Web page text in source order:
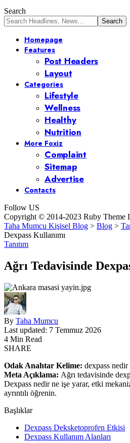
Search
Homepage
Features
Post Headers
Layout
Categories
Lifestyle
Wellness
Healthy
Nutrition
More Foxiz
Complaint
Sitemap
Advertise
Contacts
Follow US
Copyright © 2014-2023 Ruby Theme
Taha Mumcu Kişisel Blog > Blog >
Dexpass Kullanımı
Tanıtım
Ağrı Tedavisinde
By Taha Mumcu
Last updated: 7 Temmuz 2026
4 Min Read
SHARE
Odak Anahtar Kelime: dexpass
Meta Açıklama: Ağrı tedavisinde
Dexpass nedir ne işe yarar, etki
ayrıntılı öğrenin.
Başlıklar
Dexpass Deksketoprofen Etkisi
Dexpass Kullanım Alanları